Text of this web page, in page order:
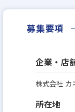
募集要項
企業・店
株式会社 カ
所在地